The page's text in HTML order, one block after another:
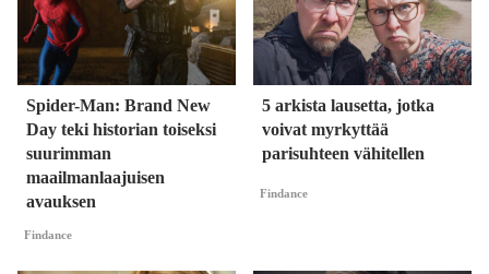
Spider-Man: Brand New
Day teki historian toiseksi
suurimman
maailmanlaajuisen
avauksen
Findance
5 arkista lausetta, jotka
voivat myrkyttää
parisuhteen vähitellen
Findance